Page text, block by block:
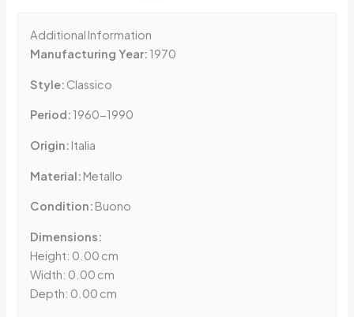
Additional Information
Manufacturing Year:1970
Style: Classico
Period:1960-1990
Origin: Italia
Material: Metallo
Condition: Buono
Dimensions:
Height: 0.00 cm
Width: 0.00 cm
Depth: 0.00 cm